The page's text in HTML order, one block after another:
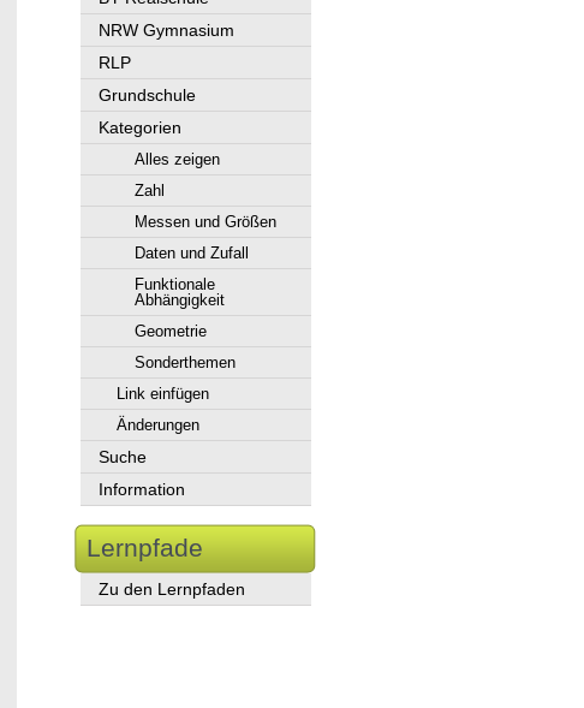
NRW Gymnasium
RLP
Grundschule
Kategorien
Alles zeigen
Zahl
Messen und Größen
Daten und Zufall
Funktionale
Abhängigkeit
Geometrie
Sonderthemen
Link einfügen
Änderungen
Suche
Information
Lernpfade
Zu den Lernpfaden